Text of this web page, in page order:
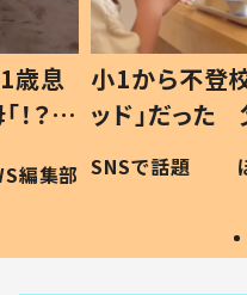
歳息
？」
編集部
小1から不登
ッド」だった
作り続ける
#令和の子
SNSで話題